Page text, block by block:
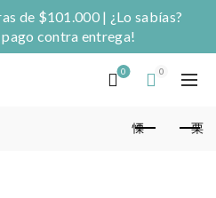
de $101.000 | ¿Lo sabías?
pago contra entrega!
0 0